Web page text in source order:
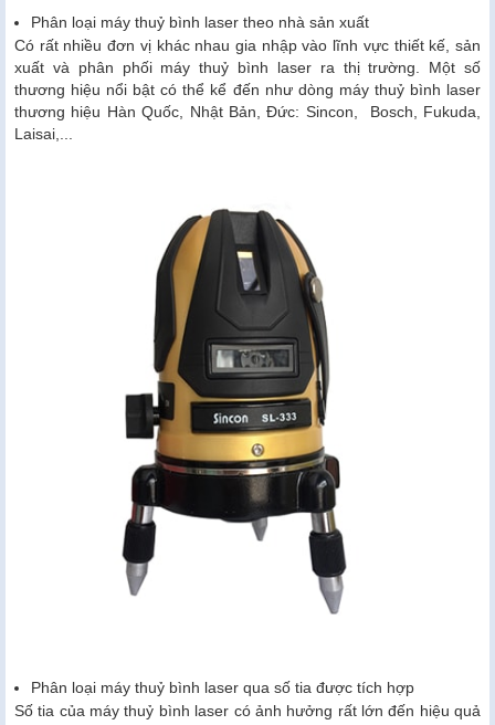
Phân loại máy thuỷ bình laser theo nhà sản xuất
Có rất nhiều đơn vị khác nhau gia nhập vào lĩnh vực thiết kế, sản
xuất và phân phối máy thuỷ bình laser ra thị trường. Một số
thương hiệu nổi bật có thể kể đến như dòng máy thuỷ bình laser
thương hiệu Hàn Quốc, Nhật Bản, Đức: Sincon, Bosch, Fukuda,
Laisai,...
Phân loại máy thuỷ bình laser qua số tia được tích hợp
Số tia của máy thuỷ bình laser có ảnh hưởng rất lớn đến hiệu quả